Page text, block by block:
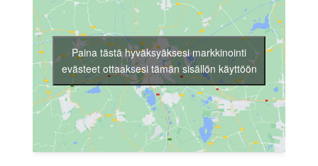
Paina tästä hyväksyäksesi markkinointi
evästeet ottaaksesi tämän sisällön käyttöön